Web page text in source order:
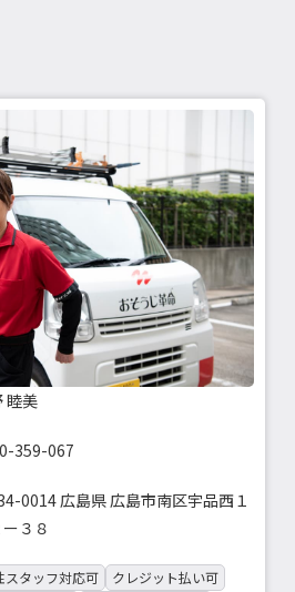
睦美
359-067
0014 広島県 広島市南区宇品西１
３８
スタッフ対応可
クレジット払い可